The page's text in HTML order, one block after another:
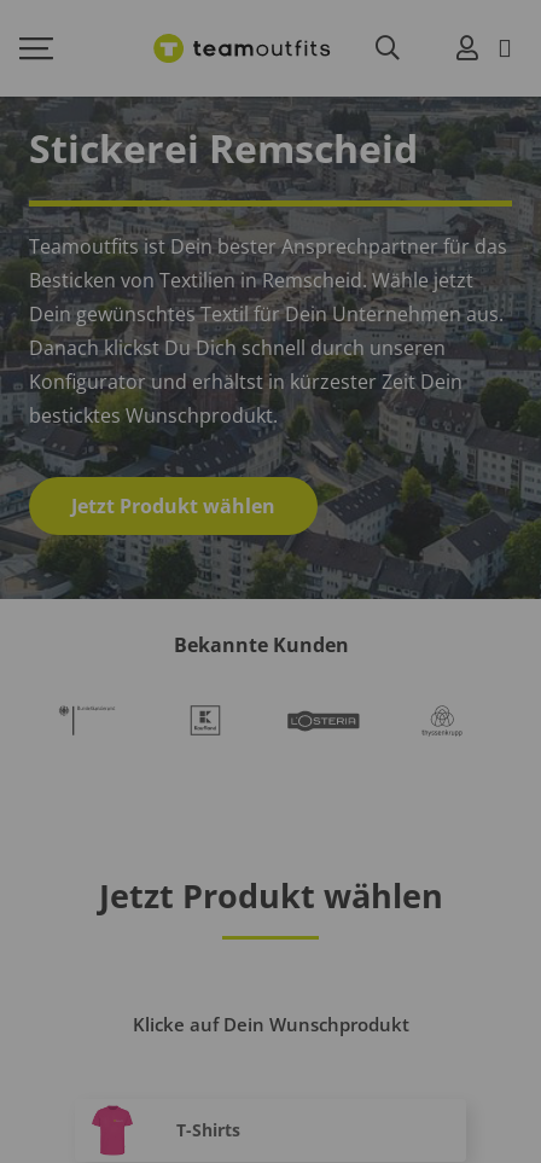
Stickerei Remscheid
Teamoutfits ist Dein bester Ansprechpartner für das
Besticken von Textilien in Remscheid. Wähle jetzt
Dein gewünschtes Textil für Dein Unternehmen aus.
Danach klickst Du Dich schnell durch unseren
Konfigurator und erhältst in kürzester Zeit Dein
besticktes Wunschprodukt.
Jetzt Produkt wählen
Bekannte Kunden
Jetzt Produkt wählen
Klicke auf Dein Wunschprodukt
T-Shirts